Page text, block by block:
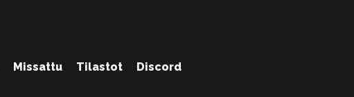
Missattu Tilastot Discord